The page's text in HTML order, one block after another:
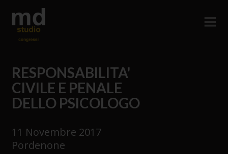
RESPONSABILITA'
CIVILE E PENALE
DELLO PSICOLOGO
11 Novembre 2017
Pordenone